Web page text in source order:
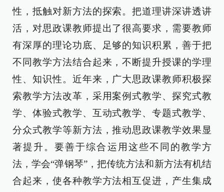
性，抵触对新方法的探索。把道理讲深讲透讲
活，对思政课教师提出了很高要求，需要教师
有深厚的理论功底、足够的知识积累，善于把
不同教学方法结合起来，不断提升授课的学理
性、知识性。近年来，广大思政课教师积极探
索教学方法改革，采用案例式教学、探究式教
学、体验式教学、互动式教学、专题式教学、
分众式教学等新方法，推动思政课教学效果显
著提升。要善于综合运用这些不同的教学方
法，学会“弹钢琴”，把传统方法和新方法有机结
合起来，使各种教学方法相互促进，产生集成